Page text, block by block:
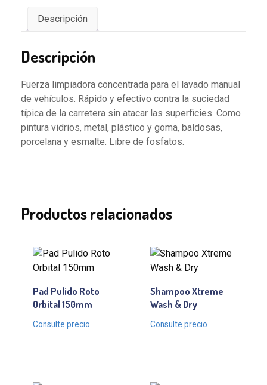
Descripción
Descripción
Fuerza limpiadora concentrada para el lavado manual
de vehículos. Rápido y efectivo contra la suciedad
típica de la carretera sin atacar las superficies. Como
pintura vidrios, metal, plástico y goma, baldosas,
porcelana y esmalte. Libre de fosfatos.
Productos relacionados
Pad Pulido Roto
Orbital 150mm
Consulte precio
Shampoo Xtreme
Wash & Dry
Consulte precio